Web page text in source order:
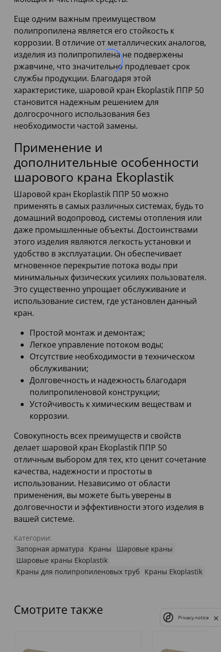
Еще одним важным преимуществом
полипропилена является его стойкость к
коррозии. В отличие от металлических аналогов,
изделия из полипропилена не подвержены
ржавчине, что значительно продлевает срок
службы продукции. Благодаря этой
характеристике, шаровой кран Ekoplastik ППР 50
становится надежным решением для
долгосрочного использования без
необходимости частой замены.
Применение и
дополнительные особенности
шарового крана Ekoplastik
Шаровой кран Ekoplastik ППР 50 можно
применять в самых различных системах, будь то
домашний водопровод, системы отопления или
даже промышленные объекты. Достоинствами
этого изделия являются легкость установки и
удобство в эксплуатации. Он обеспечивает
мгновенное перекрытие потока воды при
минимальных физических усилиях пользователя.
Это существенно упрощает обслуживание и
использование систем, где установлен данный
кран.
Простой монтаж и демонтаж;
Легкое управление потоком воды;
Отсутствие необходимости в техническом
обслуживании;
Долговечность и надежность благодаря
полипропиленовой конструкции;
Устойчивость к химическим веществам и
коррозии.
Совокупность всех преимуществ и свойств
делает шаровой кран Ekoplastik ППР 50
отличным выбором для тех, кто ценит сочетание
качества, надежности и простоты в
использовании. Независимо от области
применения, вы можете быть уверены в
долговечности и эффективности этого изделия в
вашей системе.
Категории:
Запорная арматура
Краны
Шаровые краны
Шаровые краны Ekoplastik
Краны для полипропиленовых труб Краны Ekoplastik
Смотрите также Privacy notice